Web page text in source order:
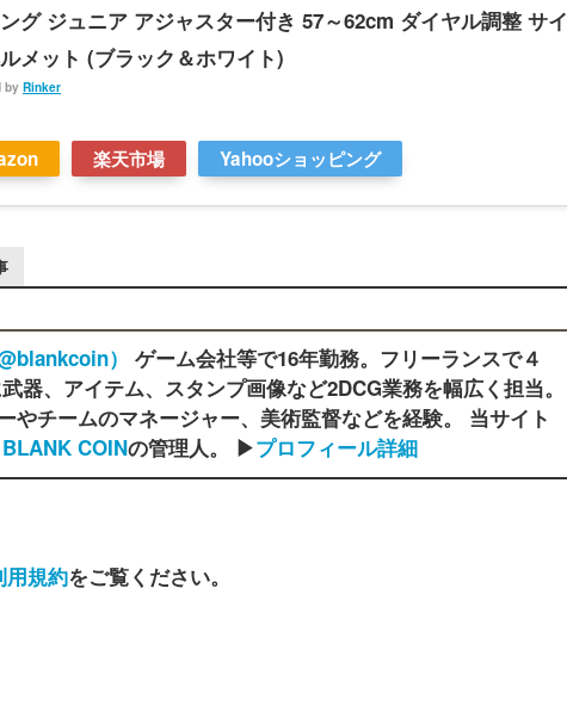
グ ジュニア アジャスター付き 57～62cm ダイヤル調整 サイ
メット (ブラック＆ホワイト)
by Rinker
楽天市場 Yahooショッピング
‎@blankcoin）
ゲーム会社等で16年勤務。フリーランスで４
器、アイテム、スタンプ画像など2DCG業務を幅広く担当。
やチームのマネージャー、美術監督などを経験。 当サイト
COINの管理人。 ▶プロフィール詳細
用規約をご覧ください。